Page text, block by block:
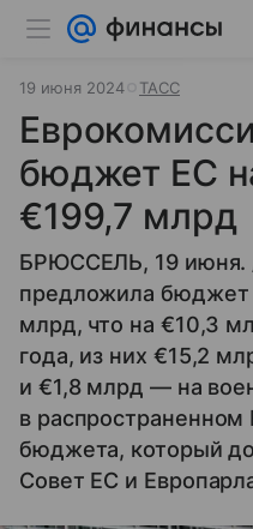
19 июня 2024 ТАСС
бюджет ЕС
€199,7 млрд
БРЮССЕЛЬ, 19 июня.
предложила бюджет
млрд, что на €10,3
года, из них €15,2
и €1,8 млрд — на
в
бюджета, который
Совет ЕС и